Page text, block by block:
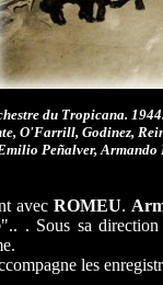
du Tropicana.
O'Farrill, Godinez,
Peñalver,
avecROMEU.
".. . Sous sa
les